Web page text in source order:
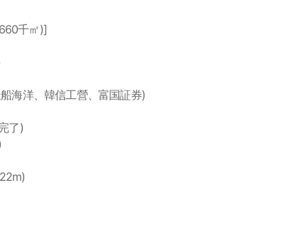
千㎡)]
海洋、韓信工營、富国証券)
了)